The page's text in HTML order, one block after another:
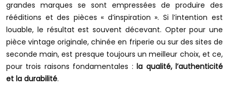
grandes marques se sont empressées de produire des
rééditions et des pièces « d’inspiration ». Si l’intention est
louable, le résultat est souvent décevant. Opter pour une
pièce vintage originale, chinée en friperie ou sur des sites de
seconde main, est presque toujours un meilleur choix, et ce,
pour trois raisons fondamentales :la qualité, l’authenticité
et la durabilité.